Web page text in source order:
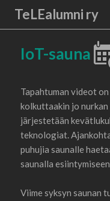
TeLEalumni ry
IoT-sauna
Tapahtuman videot
kolkuttaakin jo nurkan
järjestetään
teknologiat.
puhujia saunalle
saunalla
Viime syksyn saunan